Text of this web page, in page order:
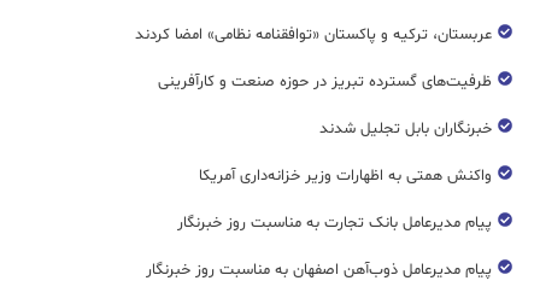
عربستان، ترکیه و پاکستان «توافقنامه نظامی» امضا کردند
ظرفیت‌های گسترده‌ تبریز در حوزه صنعت و کارآفرینی
خبرنگاران بابل تجلیل شدند
واکنش همتی به اظهارات وزیر خزانه‌داری آمریکا
پیام مدیرعامل بانک تجارت به مناسبت روز خبرنگار
پیام مدیرعامل ذوب‌آهن اصفهان به مناسبت روز خبرنگار